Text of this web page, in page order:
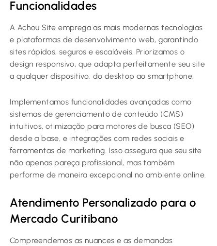
Funcionalidades
A Achou Site emprega as mais modernas tecnologias
e plataformas de desenvolvimento web, garantindo
sites rápidos, seguros e escaláveis. Priorizamos o
design responsivo, que adapta perfeitamente seu site
a qualquer dispositivo, do desktop ao smartphone.
Implementamos funcionalidades avançadas como
sistemas de gerenciamento de conteúdo (CMS)
intuitivos, otimização para motores de busca (SEO)
desde a base, e integrações com redes sociais e
ferramentas de marketing. Isso assegura que seu site
não apenas pareça profissional, mas também
performe de maneira excepcional no ambiente online.
Atendimento Personalizado para o
Mercado Curitibano
Compreendemos as nuances e as demandas